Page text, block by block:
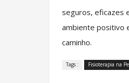
seguros, eficazes
ambiente positivo
caminho.
Tags : Fisioterapia na